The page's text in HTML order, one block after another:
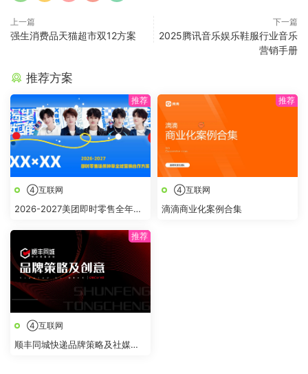
上一篇
强生消费品天猫超市双12方案
下一篇
2025腾讯音乐娱乐鞋服行业音乐
营销手册
推荐方案
④互联网
2026-2027美团即时零售全年节
④互联网
滴滴商业化案例合集
④互联网
顺丰同城快递品牌策略及社媒创